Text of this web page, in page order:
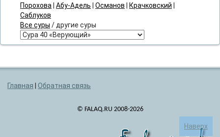
Порохова
Абу-Адель Османов Крачковский
Саблуков
Все суры / другие суры
Наверх
Главная Обратная связь
© FALAQ.RU 2008-2026